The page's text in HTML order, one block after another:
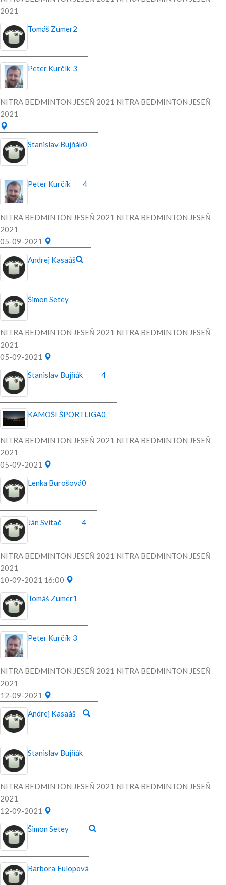
2021
Tomáš Zumer2
Peter Kurčík 3
NITRA BEDMINTON JESEŇ 2021 NITRA BEDMINTON JESEŇ
2021
Stanislav Bujňák0
Peter Kurčík 4
NITRA BEDMINTON JESEŇ 2021 NITRA BEDMINTON JESEŇ
2021
05-09-2021
Andrej Kasaáš
Šimon Setey
NITRA BEDMINTON JESEŇ 2021 NITRA BEDMINTON JESEŇ
2021
05-09-2021
Stanislav Bujňák
4
KAMOŠI ŠPORTLIGA0
NITRA BEDMINTON JESEŇ 2021 NITRA BEDMINTON JESEŇ
2021
05-09-2021
Lenka Burošová0
Ján Svitač 4
NITRA BEDMINTON JESEŇ 2021 NITRA BEDMINTON JESEŇ
2021
10-09-2021 16:00
Tomáš Zumer1
Peter Kurčík 3
NITRA BEDMINTON JESEŇ 2021 NITRA BEDMINTON JESEŇ
2021
12-09-2021
Andrej Kasaáš
Stanislav Bujňák
NITRA BEDMINTON JESEŇ 2021 NITRA BEDMINTON JESEŇ
2021
12-09-2021
Šimon Setey
Barbora Fulopová